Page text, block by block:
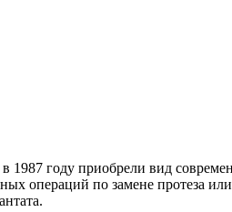
году приобрели вид
операций по замене протеза